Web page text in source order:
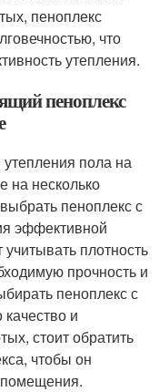
пеноплекс
что
утепления.
пеноплекс
пола на
на несколько
пеноплекс с
эффективной
плотность
прочность и
пеноплекс с
и
стоит обратить
чтобы он
помещения.